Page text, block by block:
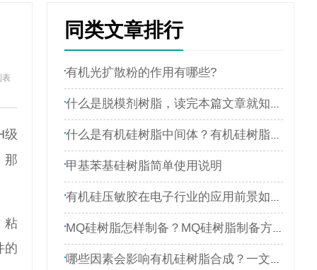
表
级
那
粘
的
同类文章排行
有机光扩散粉的作用有哪些?
什么是脱模剂树脂，读完本篇文章就知道了
什么是有机硅树脂中间体？有机硅树脂厂家全网解说
甲基苯基硅树脂简单使用说明
有机硅压敏胶在电子行业的应用前景如何？本文带你深入了解
MQ硅树脂怎样制备？MQ硅树脂制备方案
哪些因素会影响有机硅树脂合成？一文带你了解有机硅树脂